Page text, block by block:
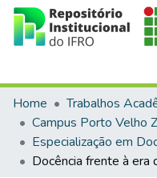
Communities & Collections
All of DSpace
Statistics
Home
Trabalhos